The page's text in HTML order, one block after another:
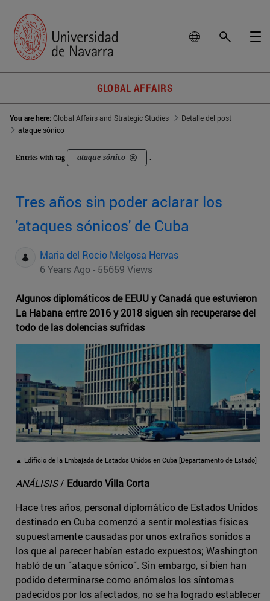
GLOBAL AFFAIRS
You are here:Global Affairs and Strategic Studies
Detalle del post
ataque sónico
Entries with tag ataque sónico .
Tres años sin poder aclarar los
'ataques sónicos' de Cuba
Maria del Rocio Melgosa Hervas
6 Years Ago - 55659 Views
Algunos diplomáticos de EEUU y Canadá que estuvieron
La Habana entre 2016 y 2018 siguen sin recuperarse del
todo de las dolencias sufridas
▲ Edificio de la Embajada de Estados Unidos en Cuba [Departamento de Estado]
ANÁLISIS/ Eduardo Villa Corta
Hace tres años, personal diplomático de Estados Unidos
destinado en Cuba comenzó a sentir molestias físicas
supuestamente causadas por unos extraños sonidos a
los que al parecer habían estado expuestos; Washington
habló de un ˝ataque sónico˝. Sin embargo, si bien han
podido determinarse como anómalos los síntomas
padecidos por los afectados, no se ha logrado establecer